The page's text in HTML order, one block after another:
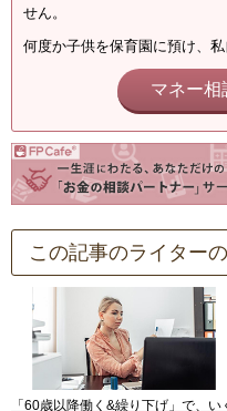
せん。
何度か子供を保育園に預け、私
マネー相
この記事のライター
「60歳以降働く&繰り下げ」で、い